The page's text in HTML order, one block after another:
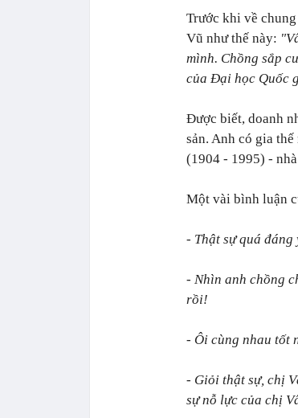
Trước khi về
Vũ như thế này:
mình. Chồng sắp
của Đại học Quốc
Được biết, doanh
sản. Anh có gia
(1904 - 1995) -
Một vài bình luận
- Thật sự quá
- Nhìn anh chồng
rồi!
- Ôi cùng nhau tốt
- Giỏi thật sự, chị
sự nỗ lực của chị